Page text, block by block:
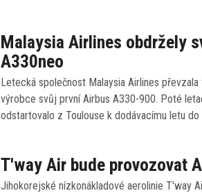
Malaysia Airlines obdržely
A330neo
Letecká společnost Malaysia Airlines
výrobce svůj první Airbus A330-900. Poté
odstartovalo z Toulouse k dodávacímu letu do
T′way Air bude provozovat
Jihokorejské nízkonákladové aerolinie T'way